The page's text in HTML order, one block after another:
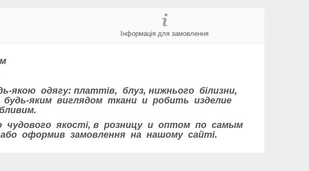
Інформація для замовлення
одягу: платтів, блуз, нижнього білизни,
будь-яким виглядом ткани и робить изделие
якості, в розницу и оптом по самым
оформив замовлення на нашому сайті.